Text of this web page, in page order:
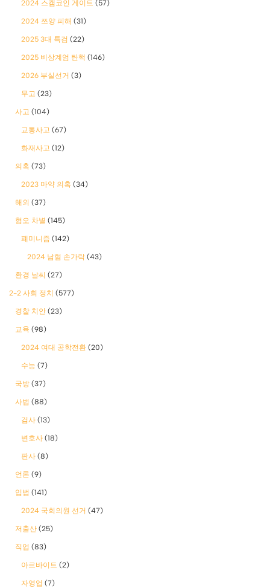
2024 스캠코인 게이트 (57)
2024 쯔양 피해 (31)
2025 3대 특검 (22)
2025 비상계엄 탄핵 (146)
2026 부실선거 (3)
무고 (23)
사고 (104)
교통사고 (67)
화재사고 (12)
의혹 (73)
2023 마약 의혹 (34)
해외 (37)
혐오 차별 (145)
폐미니즘 (142)
2024 남혐 손가락 (43)
환경 날씨 (27)
2-2 사회 정치 (577)
경찰 치안 (23)
교육 (98)
2024 여대 공학전환 (20)
수능 (7)
국방 (37)
사법 (88)
검사 (13)
변호사 (18)
판사 (8)
언론 (9)
입법 (141)
2024 국회의원 선거 (47)
저출산 (25)
직업 (83)
아르바이트 (2)
자영업 (7)